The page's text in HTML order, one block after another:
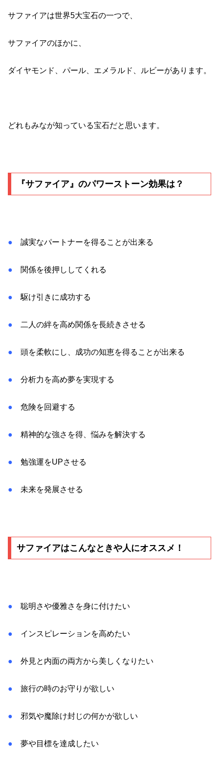
サファイアは世界5大宝石の一つで、
サファイアのほかに、
ダイヤモンド、パール、エメラルド、ルビーがあります。
どれもみなが知っている宝石だと思います。
『サファイア』のパワーストーン効果は？
● 誠実なパートナーを得ることが出来る
● 関係を後押ししてくれる
● 駆け引きに成功する
● 二人の絆を高め関係を長続きさせる
● 頭を柔軟にし、成功の知恵を得ることが出来る
● 分析力を高め夢を実現する
● 危険を回避する
● 精神的な強さを得、悩みを解決する
● 勉強運をUPさせる
● 未来を発展させる
サファイアはこんなときや人にオススメ！
● 聡明さや優雅さを身に付けたい
● インスピレーションを高めたい
● 外見と内面の両方から美しくなりたい
● 旅行の時のお守りが欲しい
● 邪気や魔除け封じの何かが欲しい
● 夢や目標を達成したい